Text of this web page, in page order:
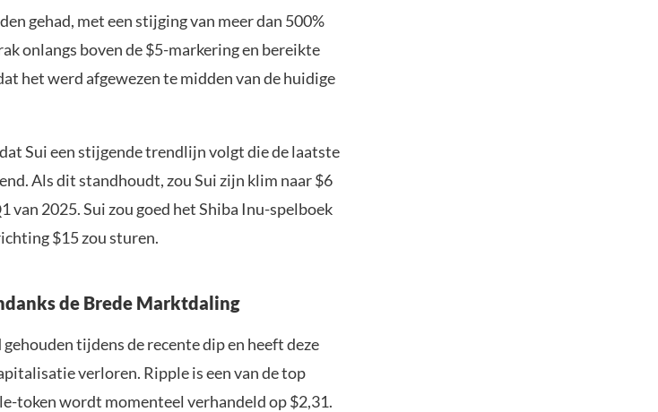
gehad, met een stijging van meer dan 500%
onlangs boven de $5-markering en bereikte
het werd afgewezen te midden van de huidige
Sui een stijgende trendlijn volgt die de laatste
Als dit standhoudt, zou Sui zijn klim naar $6
van 2025. Sui zou goed het Shiba Inu-spelboek
$15 zou sturen.
de Brede Marktdaling
tijdens de recente dip en heeft deze
verloren. Ripple is een van de top
token wordt momenteel verhandeld op $2,31.